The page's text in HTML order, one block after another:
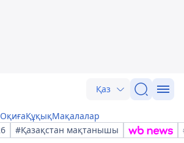
Қаз
ОқиғаҚұқықМақалалар
#Қазақстан мақтанышы